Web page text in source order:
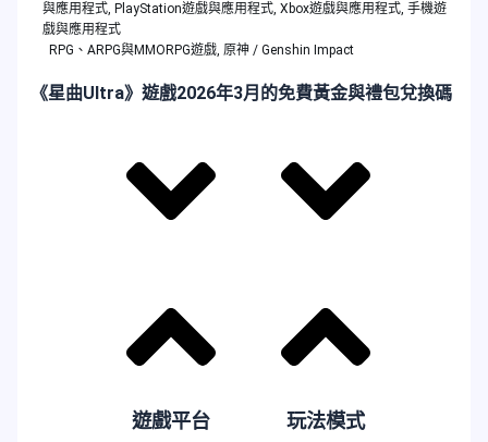
與應用程式, PlayStation遊戲與應用程式, Xbox遊戲與應用程式, 手機遊
戲與應用程式
RPG、ARPG與MMORPG遊戲, 原神 / Genshin Impact
《星曲Ultra》遊戲2026年3月的免費黃金與禮包兌換碼
遊戲平台 玩法模式